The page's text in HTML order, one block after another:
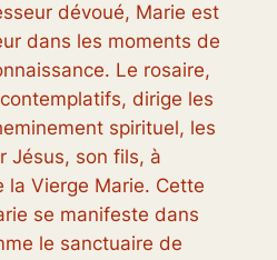
dévoué, Marie est
dans les moments de
Le rosaire,
dirige les
spirituel, les
Jésus, son fils, à
la Vierge Marie. Cette
se manifeste dans
le sanctuaire de